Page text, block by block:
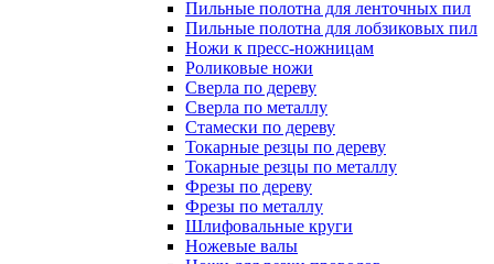
Пильные полотна для ленточных пил
Пильные полотна для лобзиковых пил
Ножи к пресс-ножницам
Роликовые ножи
Сверла по дереву
Сверла по металлу
Стамески по дереву
Токарные резцы по дереву
Токарные резцы по металлу
Фрезы по дереву
Фрезы по металлу
Шлифовальные круги
Ножевые валы